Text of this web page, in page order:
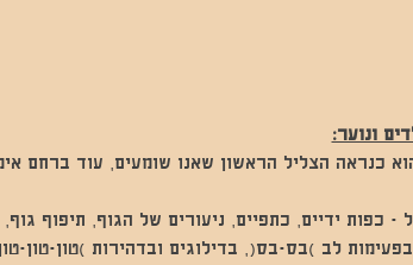
ונוער:
כנראה הצליל הראשון שאנו שומעים, עוד ברחם
- כפות ידיים, כתפיים, ניעורים של הגוף, תיפוף גוף,
לב )בס-בס(, בדילוגים ובדהירות )טון-